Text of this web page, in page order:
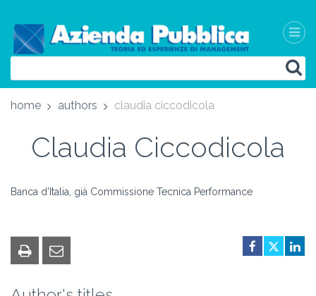
home authors claudia ciccodicola
Claudia Ciccodicola
Banca d’Italia, già Commissione Tecnica Performance